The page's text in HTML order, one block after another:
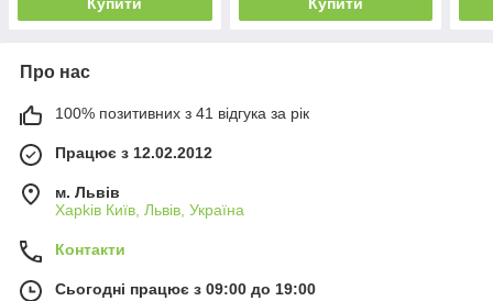
Про нас
100% позитивних з 41 відгука за рік
Працює з 12.02.2012
м. Львів
Харkiв Київ, Львів, Україна
Контакти
Сьогодні працює з 09:00 до 19:00